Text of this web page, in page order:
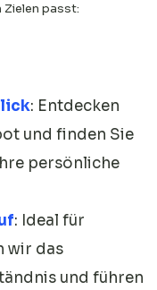
Zielen passt:
: Entdecken
und finden Sie
persönliche
: Ideal für
wir das
und führen